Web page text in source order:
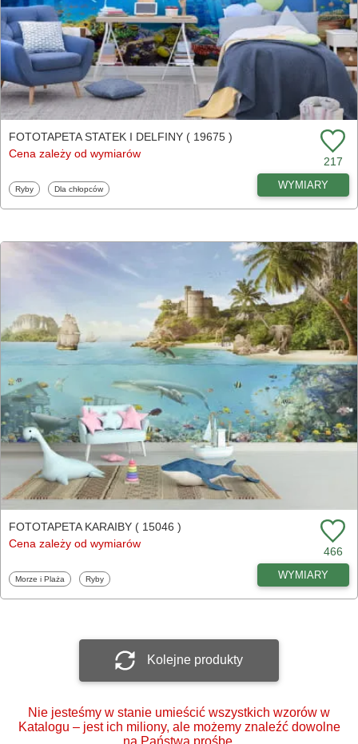
FOTOTAPETA STATEK I DELFINY ( 19675 )
Cena zależy od wymiarów
217
Fototapety
Ryby Fototapety
Dla chłopców WYMIARY
FOTOTAPETA KARAIBY ( 15046 )
Cena zależy od wymiarów
466
Fototapety
Morze i Plaża Fototapety
Ryby WYMIARY
Kolejne produkty
Nie jesteśmy w stanie umieścić wszystkich wzorów w
Katalogu – jest ich miliony, ale możemy znaleźć dowolne
na Państwa prośbę.